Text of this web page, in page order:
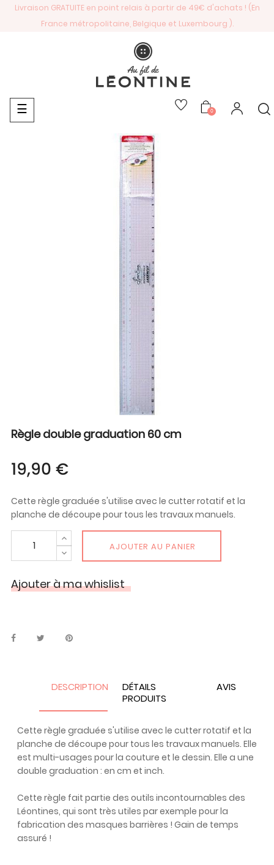
Livraison GRATUITE en point relais à partir de 49€ d'achats ! (En
France métropolitaine, Belgique et Luxembourg ).
Basculer
la
☰ 0
Règle double graduation 60 cm
19,90 €
Cette règle graduée s'utilise avec le cutter rotatif et la
planche de découpe pour tous les travaux manuels.
AJOUTER AU PANIER
Ajouter à ma whislist
DESCRIPTION
DÉTAILS
PRODUITS
AVIS
Cette règle graduée s'utilise avec le cutter rotatif et la
planche de découpe pour tous les travaux manuels. Elle
est multi-usages pour la couture et le dessin. Elle a une
double graduation : en cm et inch.
Cette règle fait partie des outils incontournables des
Léontines, qui sont très utiles par exemple pour la
fabrication des masques barrières ! Gain de temps
assuré !